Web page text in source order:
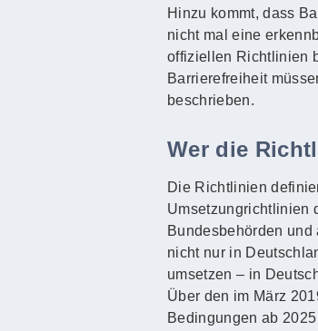
Hinzu kommt, dass
nicht mal eine
offiziellen Richtlinien
Barrierefreiheit
beschrieben.
Wer die
Die Richtlinien
Umsetzungrichtlinien
Bundesbehörden
nicht nur in
umsetzen – in
Über den im März
Bedingungen ab